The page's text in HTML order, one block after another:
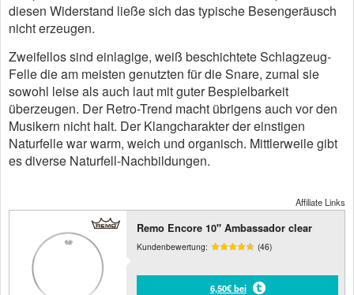
diesen Widerstand ließe sich das typische Besengeräusch
nicht erzeugen.
Zweifellos sind einlagige, weiß beschichtete Schlagzeug-
Felle die am meisten genutzten für die Snare, zumal sie
sowohl leise als auch laut mit guter Bespielbarkeit
überzeugen. Der Retro-Trend macht übrigens auch vor den
Musikern nicht halt. Der Klangcharakter der einstigen
Naturfelle war warm, weich und organisch. Mittlerweile gibt
es diverse Naturfell-Nachbildungen.
Affiliate Links
Remo Encore 10" Ambassador clear
Kundenbewertung: (46)
6,50€ bei